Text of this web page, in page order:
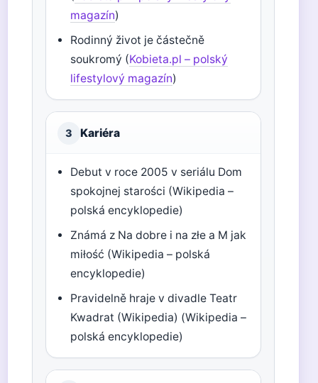
magazín)
Rodinný život je částečně
soukromý (Kobieta.pl – polský
lifestylový magazín)
3 Kariéra
Debut v roce 2005 v seriálu Dom
spokojnej starości (Wikipedia –
polská encyklopedie)
Známá z Na dobre i na złe a M jak
miłość (Wikipedia – polská
encyklopedie)
Pravidelně hraje v divadle Teatr
Kwadrat (Wikipedia) (Wikipedia –
polská encyklopedie)